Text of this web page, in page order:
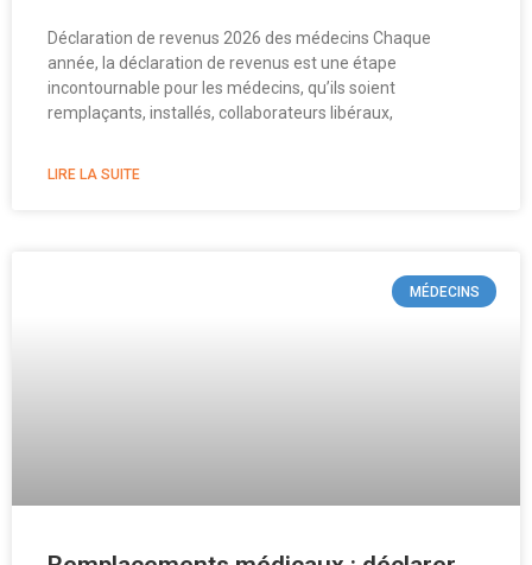
Déclaration de revenus 2026 des médecins Chaque
année, la déclaration de revenus est une étape
incontournable pour les médecins, qu’ils soient
remplaçants, installés, collaborateurs libéraux,
LIRE LA SUITE
MÉDECINS